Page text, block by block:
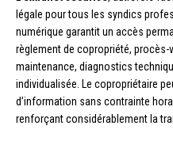
légale pour tous les syndics
numérique garantit un accès
règlement de copropriété, procès-
maintenance, diagnostics
individualisée. Le copropriétaire
d’information sans contrainte
renforçant considérablement la